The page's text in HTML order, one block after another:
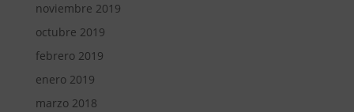
noviembre 2019
octubre 2019
febrero 2019
enero 2019
marzo 2018